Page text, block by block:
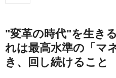
"変革の時代"を生き
れは最高水準の「マ
き、回し続けること